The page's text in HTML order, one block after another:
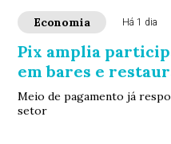
Economia Há 1 dia
Pix amplia
em bares e
Meio de pagamento já
setor